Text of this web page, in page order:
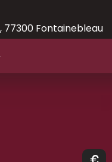
77300 Fontainebleau